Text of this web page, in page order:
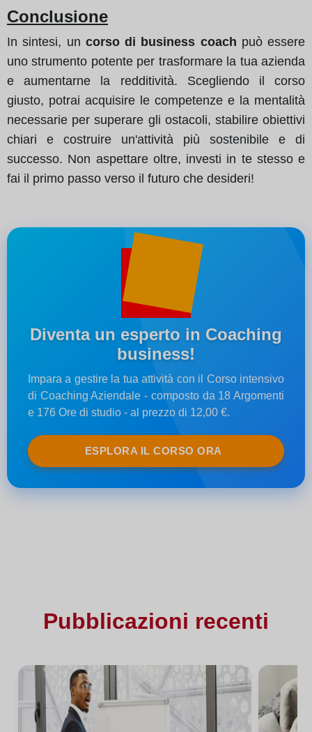
Conclusione
In sintesi, un corso di business coach può essere
uno strumento potente per trasformare la tua azienda
e aumentarne la redditività. Scegliendo il corso
giusto, potrai acquisire le competenze e la mentalità
necessarie per superare gli ostacoli, stabilire obiettivi
chiari e costruire un'attività più sostenibile e di
successo. Non aspettare oltre, investi in te stesso e
fai il primo passo verso il futuro che desideri!
Diventa un esperto in Coaching
business!
Impara a gestire la tua attività con il Corso intensivo
di Coaching Aziendale - composto da 18 Argomenti
e 176 Ore di studio - al prezzo di 12,00 €.
ESPLORA IL CORSO ORA
Pubblicazioni recenti